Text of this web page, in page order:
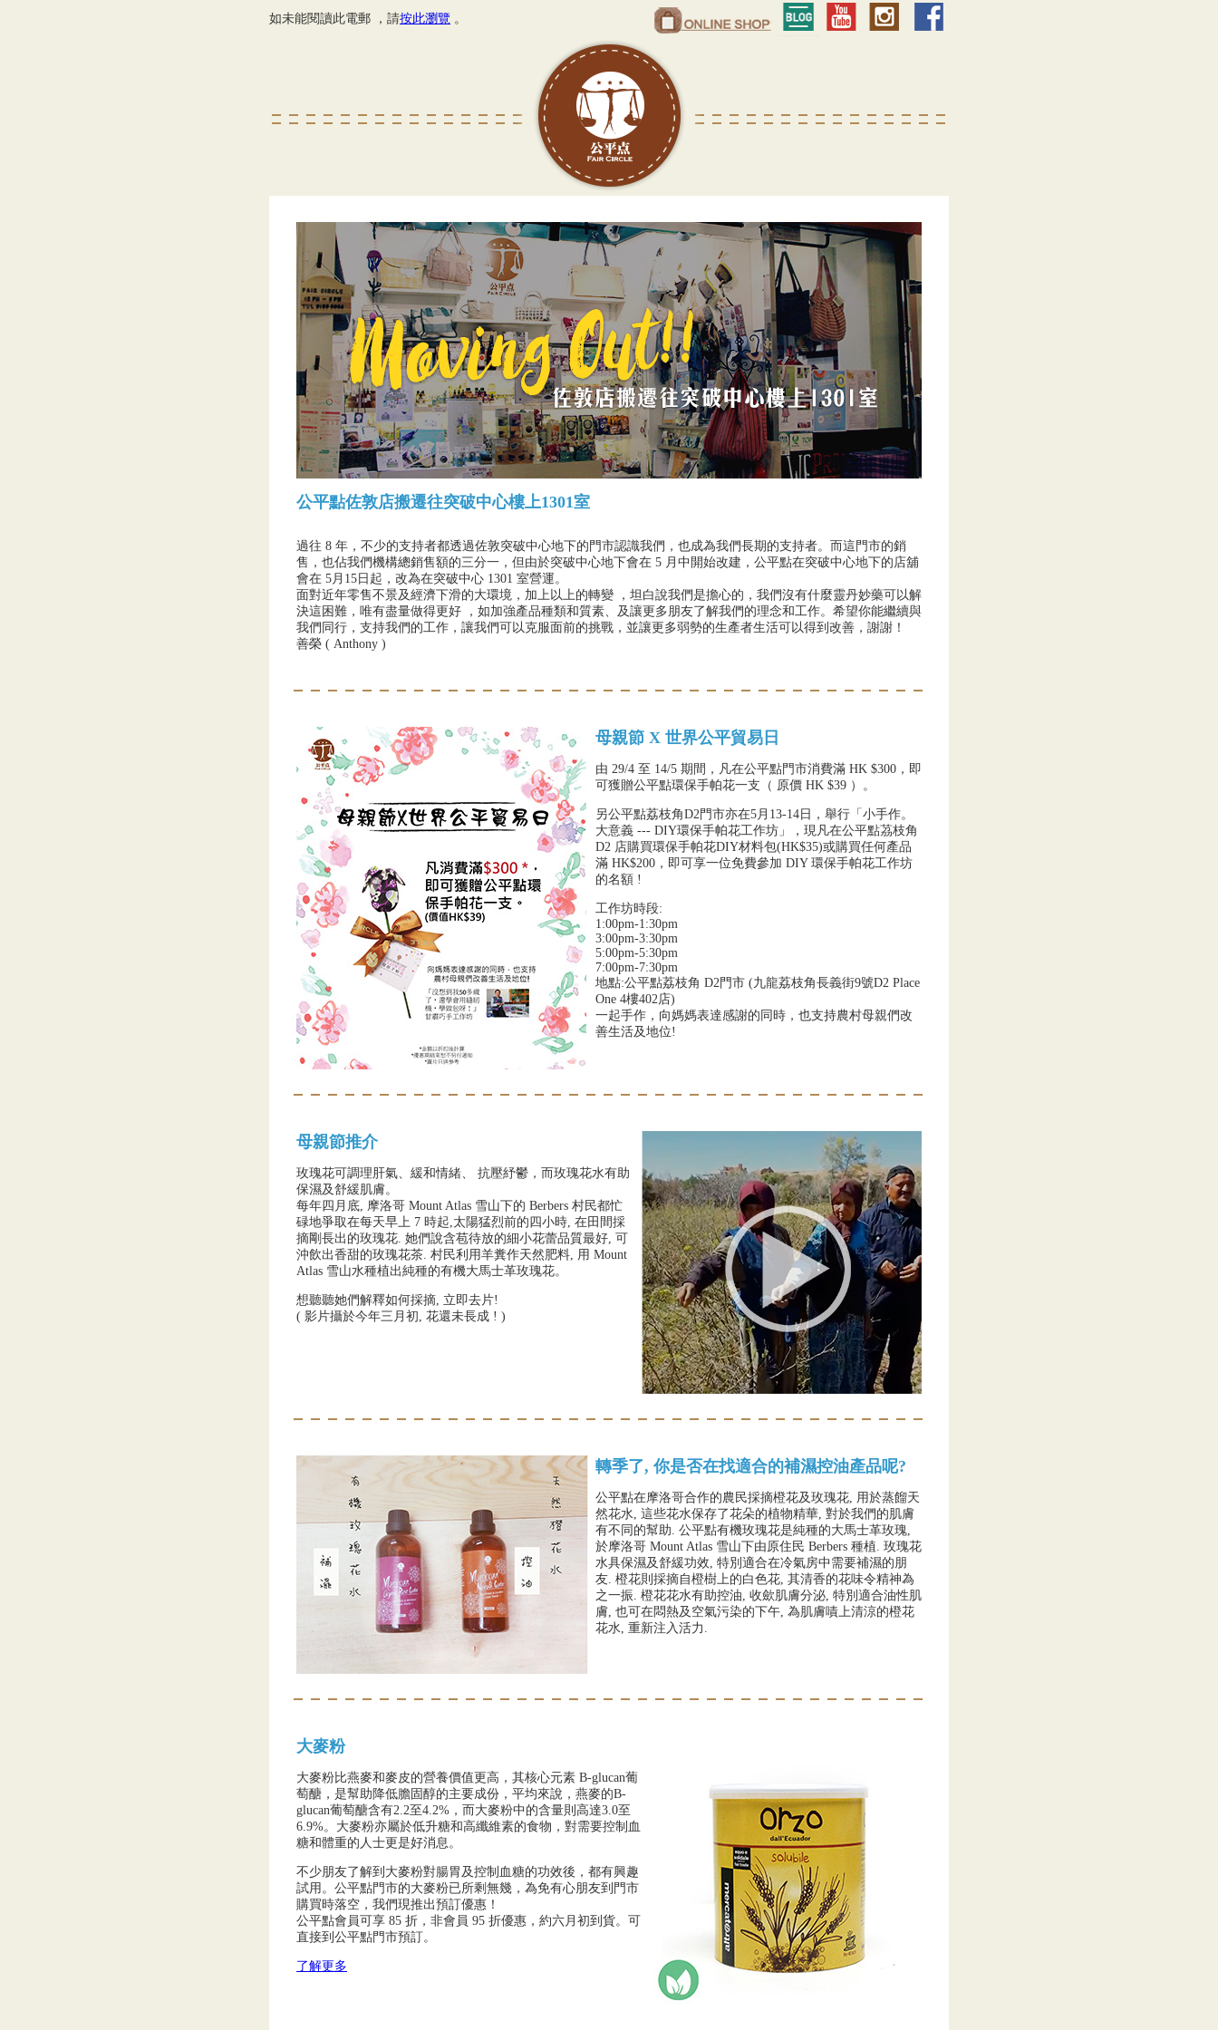
如未能閱讀此電郵 ，請按此瀏覽 。
公平點佐敦店搬遷往突破中心樓上1301室
過往 8 年，不少的支持者都透過佐敦突破中心地下的門市認識我們，也成為我們長期的支持者。而這門市的銷
售，也佔我們機構總銷售額的三分一，但由於突破中心地下會在 5 月中開始改建，公平點在突破中心地下的店舖
會在 5月15日起，改為在突破中心 1301 室營運。
面對近年零售不景及經濟下滑的大環境，加上以上的轉變 ，坦白說我們是擔心的，我們沒有什麼靈丹妙藥可以解
決這困難，唯有盡量做得更好 ，如加強產品種類和質素、及讓更多朋友了解我們的理念和工作。希望你能繼續與
我們同行，支持我們的工作，讓我們可以克服面前的挑戰，並讓更多弱勢的生產者生活可以得到改善，謝謝！
善榮 ( Anthony )
母親節 X 世界公平貿易日
由 29/4 至 14/5 期間，凡在公平點門市消費滿 HK $300，即
可獲贈公平點環保手帕花一支（ 原價 HK $39 ）。
另公平點荔枝角D2門市亦在5月13-14日，舉行「小手作。
大意義 --- DIY環保手帕花工作坊」，現凡在公平點茘枝角
D2 店購買環保手帕花DIY材料包(HK$35)或購買任何產品
滿 HK$200，即可享一位免費參加 DIY 環保手帕花工作坊
的名額 !
工作坊時段:
1:00pm-1:30pm
3:00pm-3:30pm
5:00pm-5:30pm
7:00pm-7:30pm
地點:公平點荔枝角 D2門市 (九龍荔枝角長義街9號D2 Place
One 4樓402店)
一起手作，向媽媽表達感謝的同時，也支持農村母親們改
善生活及地位!
母親節推介
玫瑰花可調理肝氣、緩和情緒、 抗壓紓鬱，而玫瑰花水有助
保濕及舒緩肌膚。
每年四月底, 摩洛哥 Mount Atlas 雪山下的 Berbers 村民都忙
碌地爭取在每天早上 7 時起,太陽猛烈前的四小時, 在田間採
摘剛長出的玫瑰花. 她們說含苞待放的細小花蕾品質最好, 可
沖飲出香甜的玫瑰花茶. 村民利用羊糞作天然肥料, 用 Mount
Atlas 雪山水種植出純種的有機大馬士革玫瑰花。
想聽聽她們解釋如何採摘, 立即去片!
( 影片攝於今年三月初, 花還未長成 ! )
轉季了, 你是否在找適合的補濕控油產品呢?
公平點在摩洛哥合作的農民採摘橙花及玫瑰花, 用於蒸餾天
然花水, 這些花水保存了花朵的植物精華, 對於我們的肌膚
有不同的幫助. 公平點有機玫瑰花是純種的大馬士革玫瑰,
於摩洛哥 Mount Atlas 雪山下由原住民 Berbers 種植. 玫瑰花
水具保濕及舒緩功效, 特別適合在冷氣房中需要補濕的朋
友. 橙花則採摘自橙樹上的白色花, 其清香的花味令精神為
之一振. 橙花花水有助控油, 收歛肌膚分泌, 特別適合油性肌
膚, 也可在悶熱及空氣污染的下午, 為肌膚嘖上清涼的橙花
花水, 重新注入活力.
大麥粉
大麥粉比燕麥和麥皮的營養價值更高，其核心元素 B-glucan葡
萄醣，是幫助降低膽固醇的主要成份，平均來說，燕麥的B-
glucan葡萄醣含有2.2至4.2%，而大麥粉中的含量則高達3.0至
6.9%。大麥粉亦屬於低升糖和高纖維素的食物，對需要控制血
糖和體重的人士更是好消息。
不少朋友了解到大麥粉對腸胃及控制血糖的功效後，都有興趣
試用。公平點門市的大麥粉已所剩無幾，為免有心朋友到門市
購買時落空，我們現推出預訂優惠！
公平點會員可享 85 折，非會員 95 折優惠，約六月初到貨。可
直接到公平點門市預訂。
了解更多